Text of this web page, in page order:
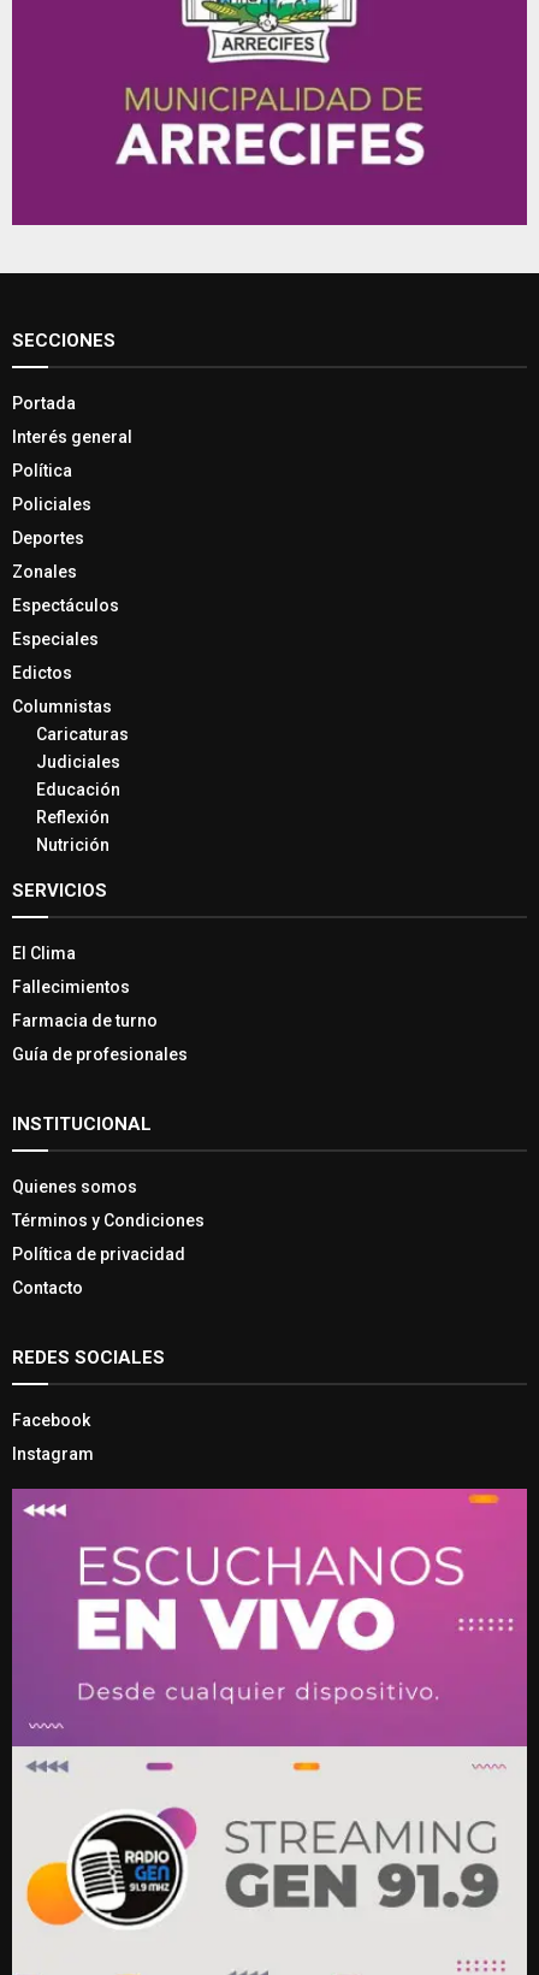
SECCIONES
Portada
Interés general
Política
Policiales
Deportes
Zonales
Espectáculos
Especiales
Edictos
Columnistas
Caricaturas
Judiciales
Educación
Reflexión
Nutrición
SERVICIOS
El Clima
Fallecimientos
Farmacia de turno
Guía de profesionales
INSTITUCIONAL
Quienes somos
Términos y Condiciones
Política de privacidad
Contacto
REDES SOCIALES
Facebook
Instagram